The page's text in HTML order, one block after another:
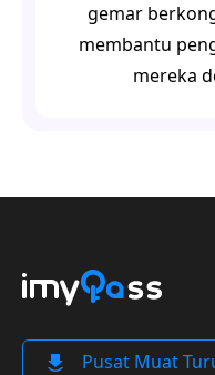
gemar
membantu
mereka
Pusat Muat